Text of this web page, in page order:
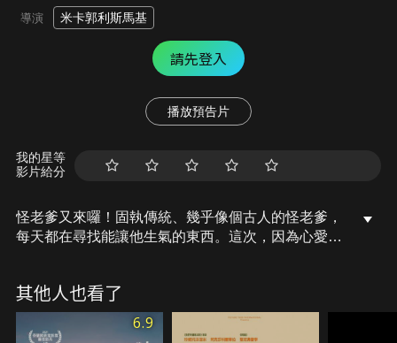
導演 米卡郭利斯馬基
請先登入
播放預告片
我的星等
影片給分
怪老爹又來囉！固執傳統、幾乎像個古人的怪老爹，
每天都在尋找能讓他生氣的東西。這次，因為心愛的
門，怪老爹遇見30多年未聯繫的疏遠兄弟，本應單純
的找車之旅，搖身一變成為治癒心靈的家庭和解之
旅……。
其他人也看了
6.9